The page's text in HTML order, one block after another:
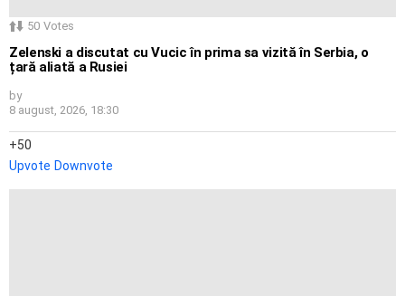
50 Votes
Zelenski a discutat cu Vucic în prima sa vizită în Serbia, o
țară aliată a Rusiei
by
8 august, 2026, 18:30
50
Upvote Downvote